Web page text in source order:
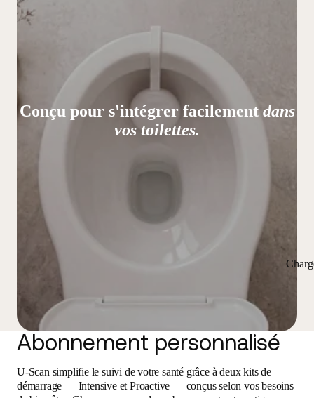
Conçu pour s'intégrer facilementdans
vos toilettes.
Abonnement personnalisé
U-Scan simplifie le suivi de votre santé grâce à deux kits de
démarrage — Intensive et Proactive — conçus selon vos besoins